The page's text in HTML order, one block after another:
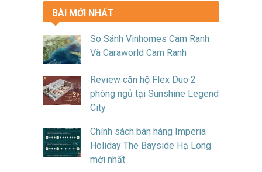
BÀI MỚI NHẤT
So Sánh Vinhomes Cam Ranh
Và Caraworld Cam Ranh
Review căn hộ Flex Duo 2
phòng ngủ tại Sunshine Legend
City
Chính sách bán hàng Imperia
Holiday The Bayside Hạ Long
mới nhất